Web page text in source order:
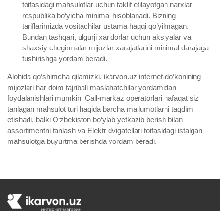
toifasidagi mahsulotlar uchun taklif etilayotgan narxlar
respublika bo‘yicha minimal hisoblanadi. Bizning
tariflarimizda vositachilar ustama haqqi qo’yilmagan.
Bundan tashqari, ulgurji xaridorlar uchun aksiyalar va
shaxsiy chegirmalar mijozlar xarajatlarini minimal darajaga
tushirishga yordam beradi.
Alohida qo‘shimcha qilamizki, ikarvon.uz internet-do‘konining
mijozlari har doim tajribali maslahatchilar yordamidan
foydalanishlari mumkin. Call-markaz operatorlari nafaqat siz
tanlagan mahsulot turi haqida barcha ma’lumotlarni taqdim
etishadi, balki O‘zbekiston bo‘ylab yetkazib berish bilan
assortimentni tanlash va Elektr dvigatellari toifasidagi istalgan
mahsulotga buyurtma berishda yordam beradi.